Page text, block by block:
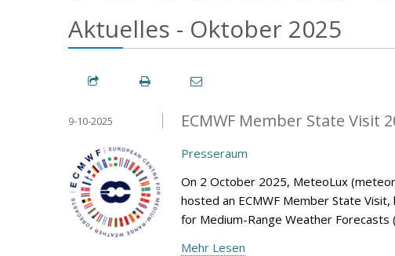
Aktuelles - Oktober 2025
ECMWF Member State Visit
9-10-2025
Presseraum
On 2 October 2025, MeteoLux
hosted an ECMWF Member State
for Medium-Range Weather Forecasts
Mehr Lesen